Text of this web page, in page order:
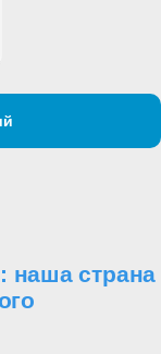
наша страна